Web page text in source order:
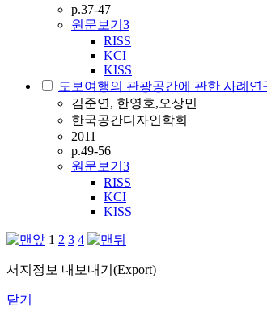
p.37-47
원문보기 3
RISS
KCI
KISS
도보여행의 관광공간에 관한 사례연
김준연, 한영호,오상민
한국공간디자인학회
2011
p.49-56
원문보기 3
RISS
KCI
KISS
1 2 3 4
서지정보 내보내기(Export)
닫기